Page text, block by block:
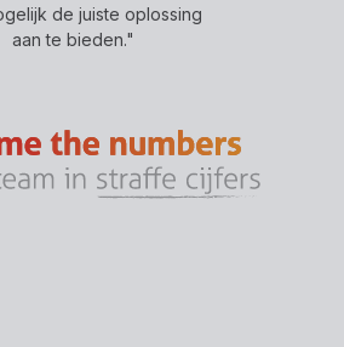
de juiste oplossing
aan te bieden."